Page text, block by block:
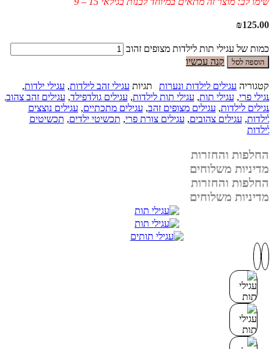
₪125.00
כמות של עגילי תות לילדות מצופים זהוב
הוספה לסל קנה עכשיו
קטגוריה עגילים לילדות ונערות תגיות עגילי זהב לילדות, עגילי ילדות,
עגילי פרי, עגילי תות, עגילי תות לילדות, עגילים גולדפילד, עגילים זהב צהוב,
עגילים לילדות, עגילים מצופים זהב, עגילים מתכתיים, עגילים נוצצים
לילדות, עגילים צהובים, עגילים צורת פרי, תכשיטי ילדים, תכשיטים
לילדות
החלפות והחזרות
מדיניות משלוחים
החלפות והחזרות
מדיניות משלוחים